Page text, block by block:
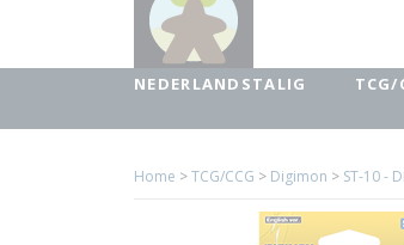
NEDERLANDSTALIG TCG/
Home >TCG/CCG > Digimon > ST-10 -